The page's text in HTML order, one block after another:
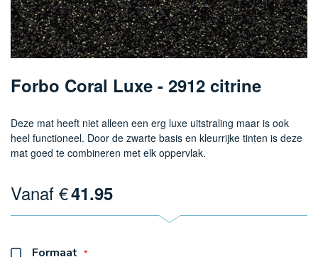
naar
het
van
de
afbeeldingen-
Forbo Coral Luxe - 2912 citrine
Deze mat heeft niet alleen een erg luxe uitstraling maar is ook
heel functioneel. Door de zwarte basis en kleurrijke tinten is deze
mat goed te combineren met elk oppervlak.
Vanaf €41.95
Formaat